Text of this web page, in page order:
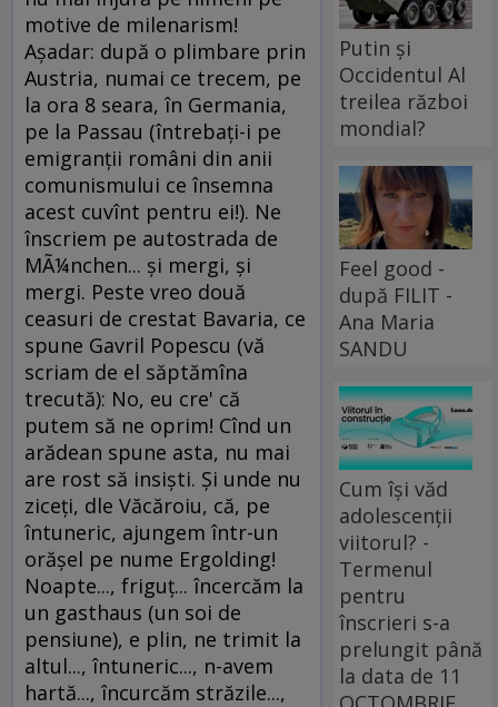
motive de milenarism!
Aşadar: după o plimbare prin
Austria, numai ce trecem, pe
la ora 8 seara, în Germania,
pe la Passau (întrebaţi-i pe
emigranţii români din anii
comunismului ce însemna
acest cuvînt pentru ei!). Ne
înscriem pe autostrada de
MÃ¼nchen... şi mergi, şi
mergi. Peste vreo două
ceasuri de crestat Bavaria, ce
spune Gavril Popescu (vă
scriam de el săptămîna
trecută): No, eu cre' că
putem să ne oprim! Cînd un
arădean spune asta, nu mai
are rost să insişti. Şi unde nu
ziceţi, dle Văcăroiu, că, pe
întuneric, ajungem într-un
orăşel pe nume Ergolding!
Noapte..., friguţ... încercăm la
un gasthaus (un soi de
pensiune), e plin, ne trimit la
altul..., întuneric..., n-avem
hartă..., încurcăm străzile...,
Putin și
Occidentul Al
treilea război
mondial?
Feel good -
după FILIT -
Ana Maria
SANDU
Cum își văd
adolescenții
viitorul? -
Termenul
pentru
înscrieri s-a
prelungit până
la data de 11